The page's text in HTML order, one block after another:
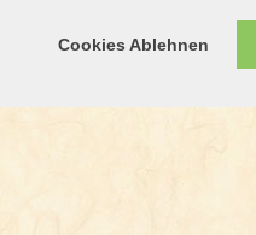
Cookies Ablehnen